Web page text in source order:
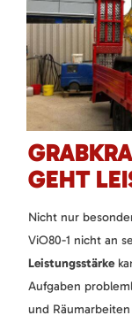
GEHT
Nicht nur
ViO80-1 nicht an
Leistungsstärke
Aufgaben
und